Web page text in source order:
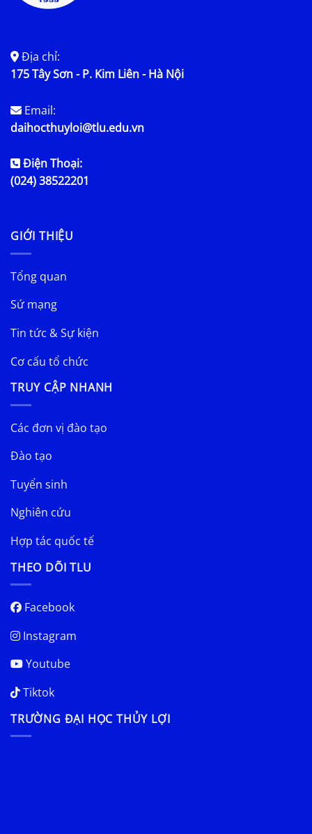
Địa chỉ:
175 Tây Sơn - P. Kim Liên - Hà Nội
Email:
daihocthuyloi@tlu.edu.vn
Điện Thoại:
(024) 38522201
GIỚI THIỆU
Tổng quan
Sứ mạng
Tin tức & Sự kiện
Cơ cấu tổ chức
TRUY CẬP NHANH
Các đơn vị đào tạo
Đào tạo
Tuyển sinh
Nghiên cứu
Hợp tác quốc tế
THEO DÕI TLU
Facebook
Instagram
Youtube
Tiktok
TRƯỜNG ĐẠI HỌC THỦY LỢI